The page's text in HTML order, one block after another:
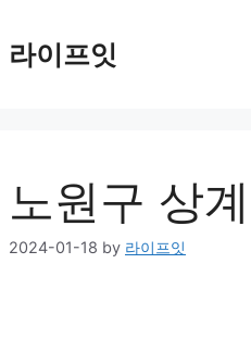
라이프잇
노원구 상
2024-01-18 by 라이프잇